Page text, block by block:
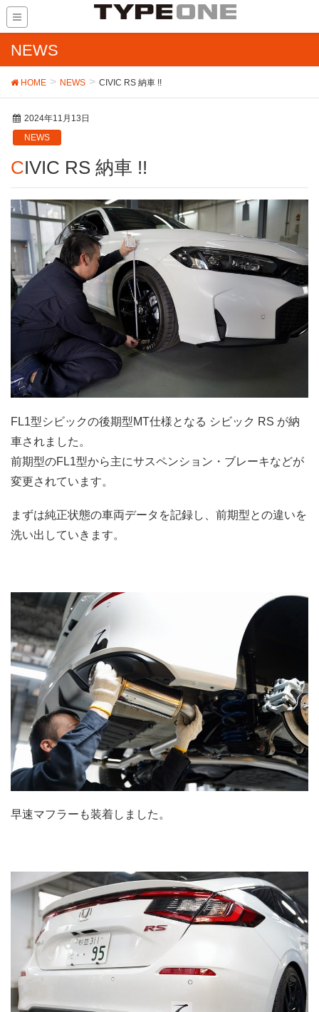
NEWS
HOME NEWS CIVIC RS 納車 !!
2024年11月13日
NEWS
CIVIC RS 納車 !!
FL1型シビックの後期型MT仕様となる シビック RS が納
車されました。
前期型のFL1型から主にサスペンション・ブレーキなどが
変更されています。
まずは純正状態の車両データを記録し、前期型との違いを
洗い出していきます。
早速マフラーも装着しました。